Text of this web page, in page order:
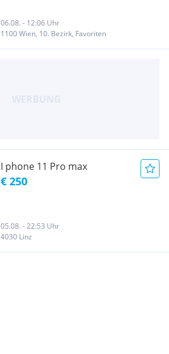
06.08. - 12:06 Uhr
1100 Wien, 10. Bezirk, Favoriten
I phone 11 Pro max
€ 250
05.08. - 22:53 Uhr
4030 Linz